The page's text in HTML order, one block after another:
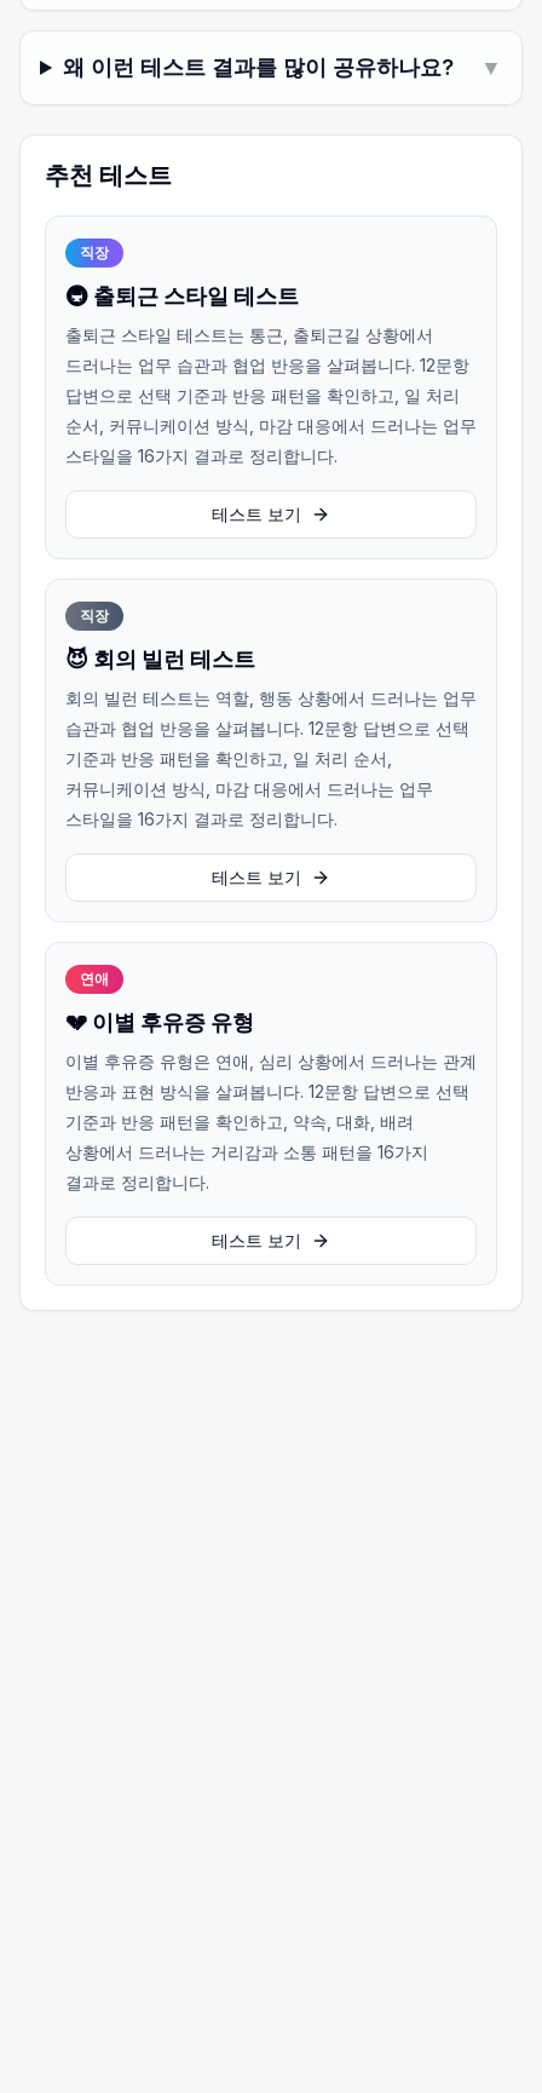
왜 이런 테스트 결과를 많이 공유하나요? ▼
추천 테스트
직장
🚇 출퇴근 스타일 테스트
출퇴근 스타일 테스트는 통근, 출퇴근길 상황에서
드러나는 업무 습관과 협업 반응을 살펴봅니다. 12문항
답변으로 선택 기준과 반응 패턴을 확인하고, 일 처리
순서, 커뮤니케이션 방식, 마감 대응에서 드러나는 업무
스타일을 16가지 결과로 정리합니다.
테스트 보기
직장
😈 회의 빌런 테스트
회의 빌런 테스트는 역할, 행동 상황에서 드러나는 업무
습관과 협업 반응을 살펴봅니다. 12문항 답변으로 선택
기준과 반응 패턴을 확인하고, 일 처리 순서,
커뮤니케이션 방식, 마감 대응에서 드러나는 업무
스타일을 16가지 결과로 정리합니다.
테스트 보기
연애
💔 이별 후유증 유형
이별 후유증 유형은 연애, 심리 상황에서 드러나는 관계
반응과 표현 방식을 살펴봅니다. 12문항 답변으로 선택
기준과 반응 패턴을 확인하고, 약속, 대화, 배려
상황에서 드러나는 거리감과 소통 패턴을 16가지
결과로 정리합니다.
테스트 보기